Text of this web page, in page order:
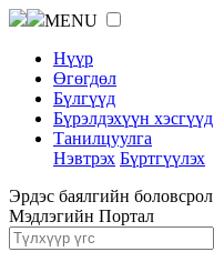
MENU
Нүүр
Өгөгдөл
Бүлгүүд
Бүрэлдэхүүн хэсгүүд
Танилцуулга
Нэвтрэх Бүртгүүлэх
Эрдэс баялгийн боловсрол
Мэдлэгийн Портал